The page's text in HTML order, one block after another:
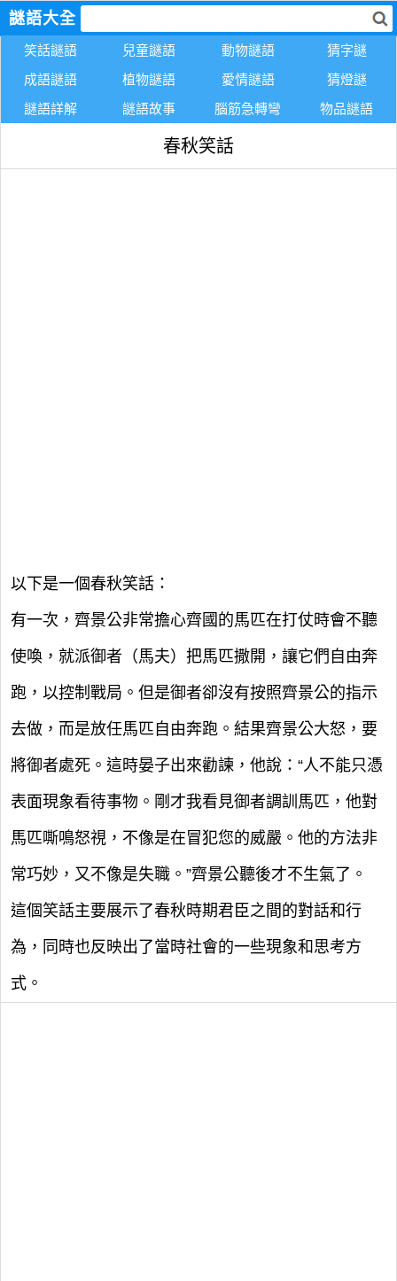
謎語大全
笑話謎語 兒童謎語 動物謎語
猜字謎
成語謎語
植物謎語 愛情謎語
猜燈謎
謎語詳解
謎語故事 腦筋急轉彎 物品謎語
春秋笑話
以下是一個春秋笑話：
有一次，齊景公非常擔心齊國的馬匹在打仗時會不聽
使喚，就派御者（馬夫）把馬匹撒開，讓它們自由奔
跑，以控制戰局。但是御者卻沒有按照齊景公的指示
去做，而是放任馬匹自由奔跑。結果齊景公大怒，要
將御者處死。這時晏子出來勸諫，他說：“人不能只憑
表面現象看待事物。剛才我看見御者調訓馬匹，他對
馬匹嘶鳴怒視，不像是在冒犯您的威嚴。他的方法非
常巧妙，又不像是失職。”齊景公聽後才不生氣了。
這個笑話主要展示了春秋時期君臣之間的對話和行
為，同時也反映出了當時社會的一些現象和思考方
式。